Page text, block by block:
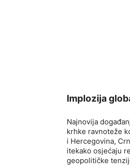
Implozija
Najnovija
krhke ravnoteže
i Hercegovina,
itekako osjećaju
geopolitičke